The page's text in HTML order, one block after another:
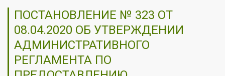
ПОСТАНОВЛЕНИЕ № 323 ОТ
08.04.2020 ОБ УТВЕРЖДЕНИИ
АДМИНИСТРАТИВНОГО
РЕГЛАМЕНТА ПО